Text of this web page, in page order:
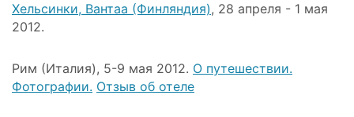
Хельсинки, Вантаа (Финляндия), 28 апреля - 1 мая
2012.
Рим (Италия), 5-9 мая 2012. О путешествии.
Фотографии. Отзыв об отеле